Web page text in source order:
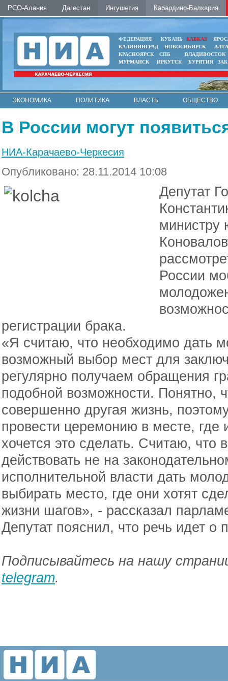
РСО-Алания Дагестан Ингушетия Кабардино-Балкария
ФЕДЕРАЦИЯ КУБАНЬ КАВКАЗ
КАЛИНИНГРАД
НОВОСИБИРСК
КРАСНОЯРСК
СПБ
ВЛАДИВОСТОК
МУРМАНСК
ИРКУТСК БУРЯТИЯ
ЭКОНОМИКА ПОЛИТИКА ВЛАСТЬ
ОБЩЕСТВО
В России могут
НИА-Карачаево-Черкесия
Опубликовано: 28.11.2014 10:08
Депутат
министру
России
регистрации брака.
«Я считаю, что необходимо дать
возможный выбор мест для
регулярно получаем обращения
подобной возможности. Понятно,
совершенно другая жизнь,
провести церемонию в месте, где
хочется это сделать. Считаю, что
действовать не на
исполнительной власти дать
выбирать место, где они хотят
жизни шагов», - рассказал
Депутат пояснил, что речь идет о
Подписывайтесь на нашу
telegram.